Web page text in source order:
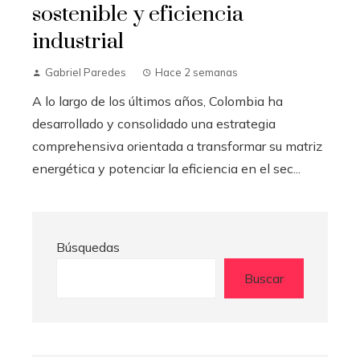
sostenible y eficiencia
industrial
Gabriel Paredes Hace 2 semanas
A lo largo de los últimos años, Colombia ha
desarrollado y consolidado una estrategia
comprehensiva orientada a transformar su matriz
energética y potenciar la eficiencia en el sec...
Búsquedas
Buscar